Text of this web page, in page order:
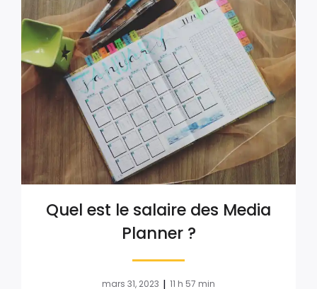
Quel est le salaire des Media
Planner ?
mars 31, 2023 | 11 h 57 min